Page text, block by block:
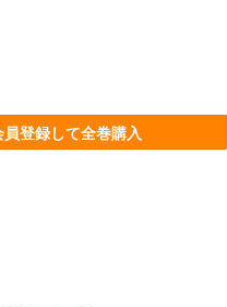
員登録して全巻購入